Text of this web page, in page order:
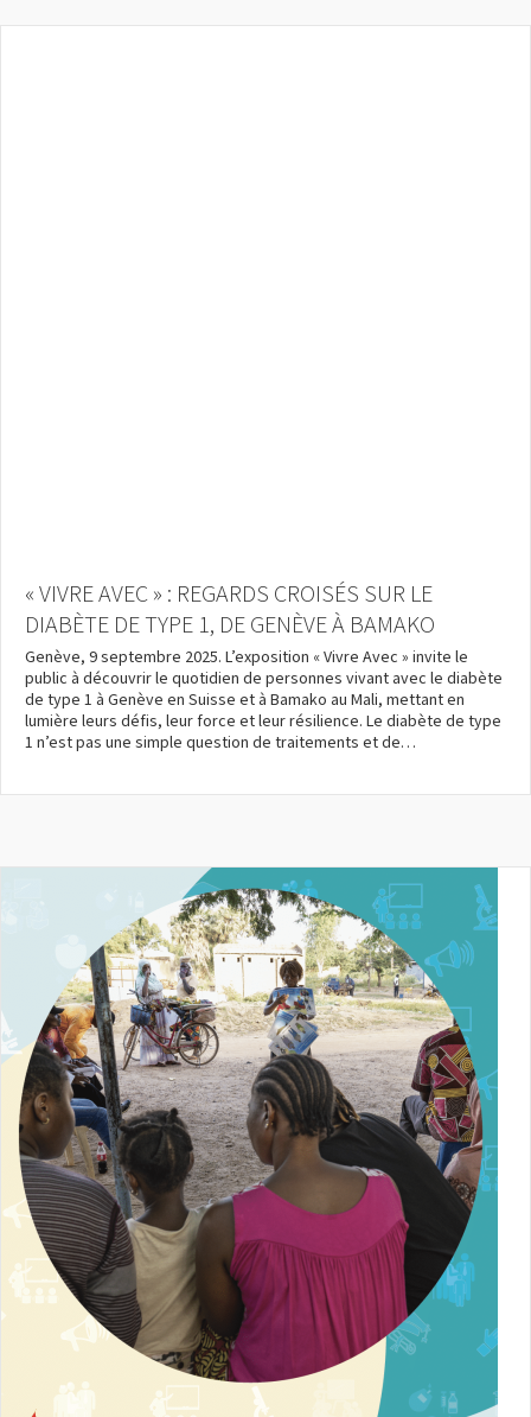
« VIVRE AVEC » : REGARDS CROISÉS SUR LE
DIABÈTE DE TYPE 1, DE GENÈVE À BAMAKO
Genève, 9 septembre 2025. L’exposition « Vivre Avec » invite le
public à découvrir le quotidien de personnes vivant avec le diabète
de type 1 à Genève en Suisse et à Bamako au Mali, mettant en
lumière leurs défis, leur force et leur résilience. Le diabète de type
1 n’est pas une simple question de traitements et de…